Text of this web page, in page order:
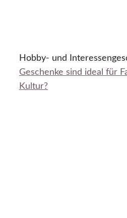
Hobby- und
Geschenke sind ideal für
Kultur?